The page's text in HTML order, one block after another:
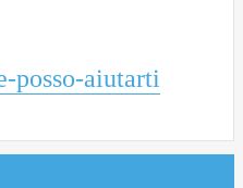
posso-aiutarti